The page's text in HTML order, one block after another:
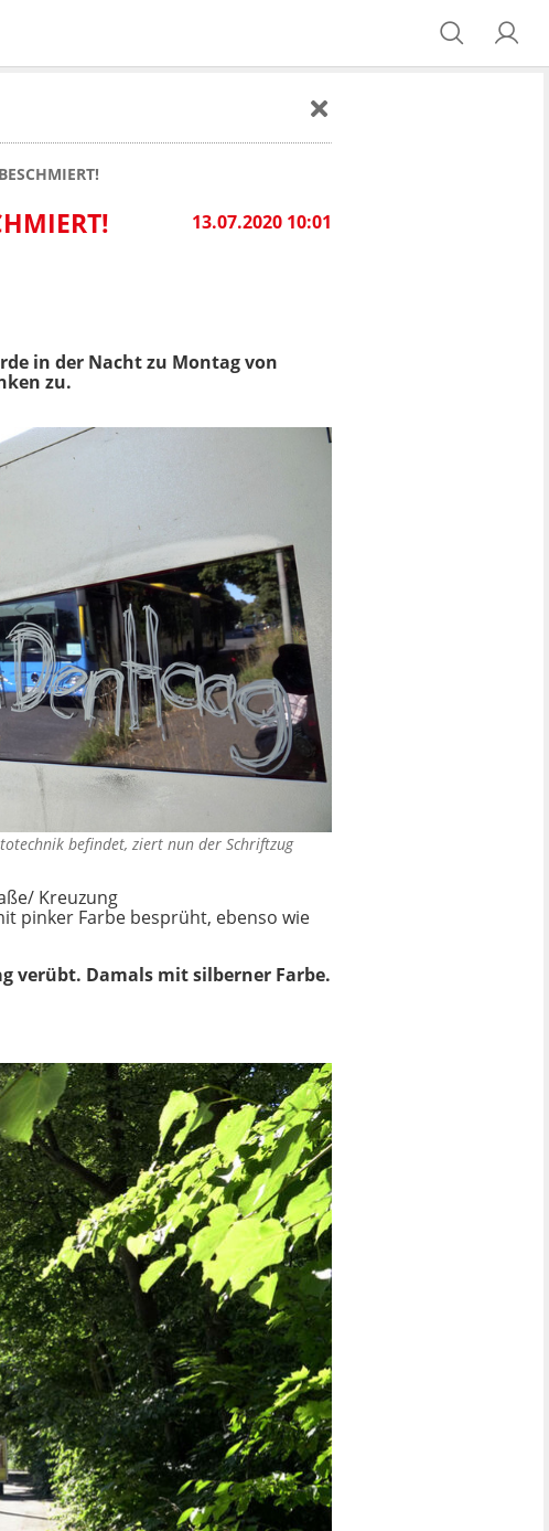
13.07.2020 10:01
in der Nacht zu Montag von
zu.
befindet, ziert nun der Schriftzug
Kreuzung
pinker Farbe besprüht, ebenso wie
verübt. Damals mit silberner Farbe.